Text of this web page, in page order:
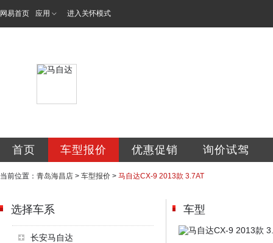
网易首页 应用 进入关怀模式
首页 车型报价 优惠促销 询价试驾
当前位置： 青岛海昌店 > 车型报价 > 马自达CX-9 2013款 3.7AT
选择车系
长安马自达
车型